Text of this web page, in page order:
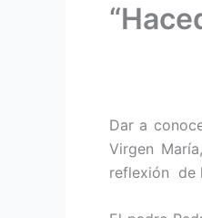
Dar a
Virgen
reflexión de